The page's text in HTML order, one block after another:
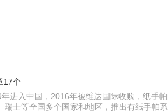
17个
进入中国，2016年被维达国际收购，纸手
士等全国多个国家和地区，推出有纸手帕